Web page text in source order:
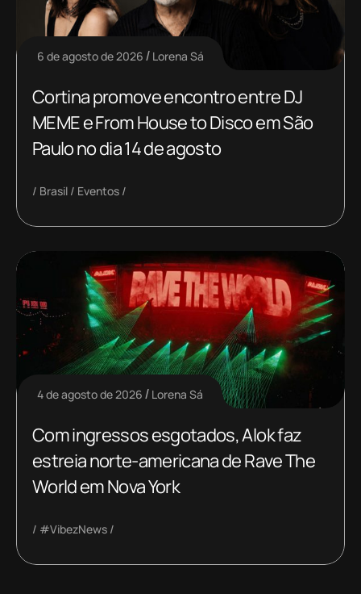
6 de agosto de 2026 Lorena Sá
Cortina promove encontro entre DJ
MEME e From House to Disco em São
Paulo no dia 14 de agosto
Brasil Eventos
4 de agosto de 2026 Lorena Sá
Com ingressos esgotados, Alok faz
estreia norte-americana de Rave The
World em Nova York
#VibezNews